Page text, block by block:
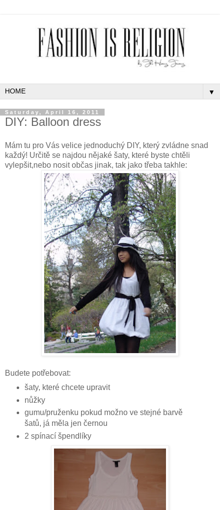
▼
Saturday, April 16, 2011
DIY: Balloon dress
Mám tu pro Vás velice jednoduchý DIY, který zvládne snad
každý! Určitě se najdou nějaké šaty, které byste chtěli
vylepšit,nebo nosit občas jinak, tak jako třeba takhle:
Budete potřebovat:
šaty, které chcete upravit
nůžky
gumu/pruženku pokud možno ve stejné barvě
šatů, já měla jen černou
2 spínací špendlíky